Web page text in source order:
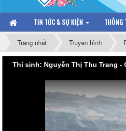
TIN TỨC & SỰ KIỆN THÔNG
Trang nhất Truyền hình
Thí sinh: Nguyễn Thị Thu Trang -